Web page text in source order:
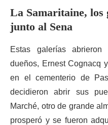
La Samaritaine, los
junto al Sena
Estas galerías
dueños, Ernest Cognacq
en el cementerio de
decidieron abrir sus
Marché, otro de grande
prosperó y se fueron